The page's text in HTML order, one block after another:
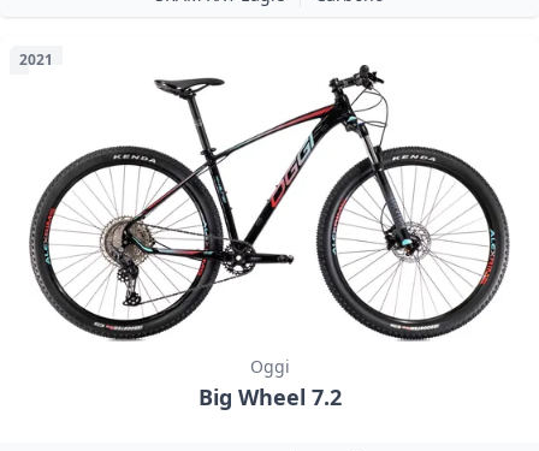
2021
Oggi
Big Wheel 7.2